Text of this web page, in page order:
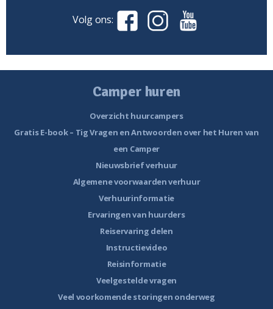
Volg ons:
Camper huren
Overzicht huurcampers
Gratis E-book – Tig Vragen en Antwoorden over het Huren van
een Camper
Nieuwsbrief verhuur
Algemene voorwaarden verhuur
Verhuurinformatie
Ervaringen van huurders
Reiservaring delen
Instructievideo
Reisinformatie
Veelgestelde vragen
Veel voorkomende storingen onderweg